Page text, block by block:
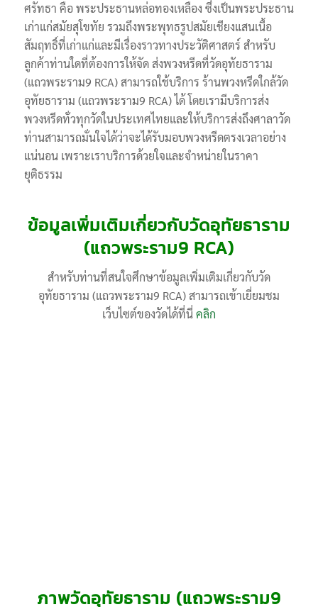
ศรัทธา คือ พระประธานหล่อทองเหลือง ซึ่งเป็นพระประธาน
เก่าแก่สมัยสุโขทัย รวมถึงพระพุทธรูปสมัยเชียงแสนเนื้อ
สัมฤทธิ์ที่เก่าแก่และมีเรื่องราวทางประวัติศาสตร์ สำหรับ
ลูกค้าท่านใดที่ต้องการให้จัด ส่งพวงหรีดที่วัดอุทัยธาราม
(แถวพระราม9 RCA) สามารถใช้บริการ ร้านพวงหรีดใกล้วัด
อุทัยธาราม (แถวพระราม9 RCA) ได้ โดยเรามีบริการส่ง
พวงหรีดทั่วทุกวัดในประเทศไทยและให้บริการส่งถึงศาลาวัด
ท่านสามารถมั่นใจได้ว่าจะได้รับมอบพวงหรีดตรงเวลาอย่าง
แน่นอน เพราะเราบริการด้วยใจและจำหน่ายในราคา
ยุติธรรม
ข้อมูลเพิ่มเติมเกี่ยวกับวัดอุทัยธาราม
(แถวพระราม9 RCA)
สำหรับท่านที่สนใจศึกษาข้อมูลเพิ่มเติมเกี่ยวกับวัด
อุทัยธาราม (แถวพระราม9 RCA) สามารถเข้าเยี่ยมชม
เว็บไซต์ของวัดได้ที่นี่คลิก
ภาพวัดอุทัยธาราม (แถวพระราม9